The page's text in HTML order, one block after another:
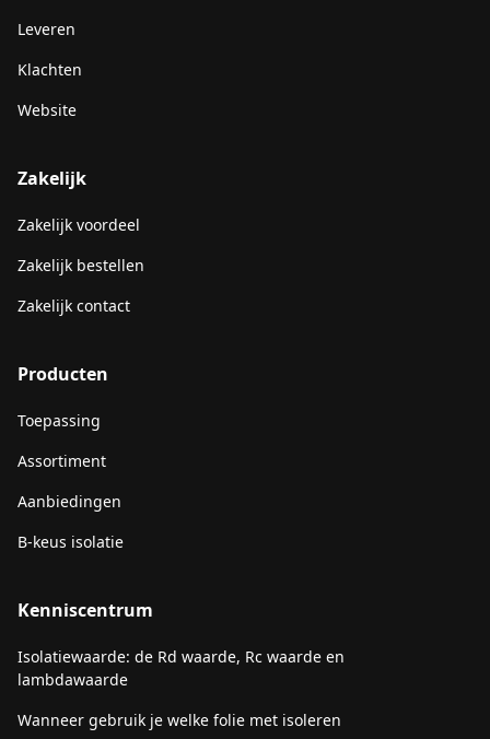
Leveren
Klachten
Website
Zakelijk
Zakelijk voordeel
Zakelijk bestellen
Zakelijk contact
Producten
Toepassing
Assortiment
Aanbiedingen
B-keus isolatie
Kenniscentrum
Isolatiewaarde: de Rd waarde, Rc waarde en
lambdawaarde
Wanneer gebruik je welke folie met isoleren